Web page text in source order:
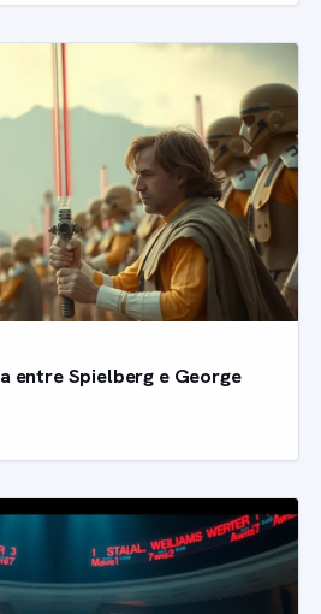
entre Spielberg e George